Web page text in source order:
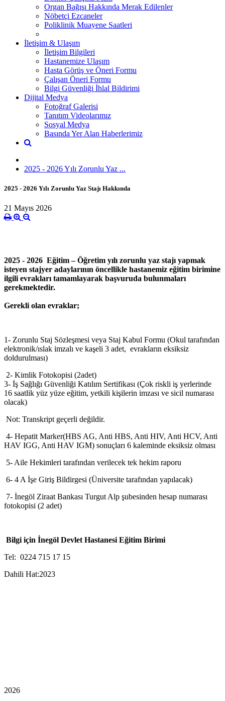
Organ Bağışı Hakkında Merak Edilenler
Nöbetçi Ezcaneler
Poliklinik Muayene Saatleri
İletişim & Ulaşım
İletişim Bilgileri
Hastanemize Ulaşım
Hasta Görüş ve Öneri Formu
Çalışan Öneri Formu
Bilgi Güvenliği İhlal Bildirimi
Dijital Medya
Fotoğraf Galerisi
Tanıtım Videolarımız
Sosyal Medya
Basında Yer Alan Haberlerimiz
2025 - 2026 Yılı Zorunlu Yaz ...
2025 - 2026 Yılı Zorunlu Yaz Stajı Hakkında
21 Mayıs 2026
2025 - 2026 Eğitim – Öğretim yılı zorunlu yaz stajı yapmak
isteyen stajyer adaylarının öncellikle hastanemiz eğitim birimine
ilgili evrakları tamamlayarak başvuruda bulunmaları
gerekmektedir.
Gerekli olan evraklar;
1- Zorunlu Staj Sözleşmesi veya Staj Kabul Formu (Okul tarafından
elektronik/ıslak imzalı ve kaşeli 3 adet, evrakların eksiksiz
doldurulması)
2- Kimlik Fotokopisi (2adet)
3- İş Sağlığı Güvenliği Katılım Sertifikası (Çok riskli iş yerlerinde
16 saatlik yüz yüze eğitim, yetkili kişilerin imzası ve sicil numarası
olacak)
Not: Transkript geçerli değildir.
4- Hepatit Marker(HBS AG, Anti HBS, Anti HIV, Anti HCV, Anti
HAV IGG, Anti HAV IGM) sonuçları 6 kaleminde eksiksiz olması
5- Aile Hekimleri tarafından verilecek tek hekim raporu
6- 4 A İşe Giriş Bildirgesi (Üniversite tarafından yapılacak)
7- İnegöl Ziraat Bankası Turgut Alp şubesinden hesap numarası
fotokopisi (2 adet)
Bilgi için İnegöl Devlet Hastanesi Eğitim Birimi
Tel: 0224 715 17 15
Dahili Hat:2023
2026